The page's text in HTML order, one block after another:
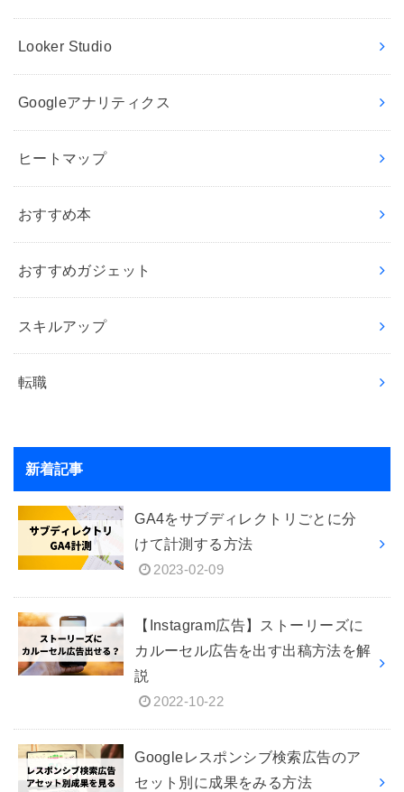
Looker Studio
Googleアナリティクス
ヒートマップ
おすすめ本
おすすめガジェット
スキルアップ
転職
新着記事
GA4をサブディレクトリごとに分
けて計測する方法
2023-02-09
【Instagram広告】ストーリーズに
カルーセル広告を出す出稿方法を解
説
2022-10-22
Googleレスポンシブ検索広告のア
セット別に成果をみる方法